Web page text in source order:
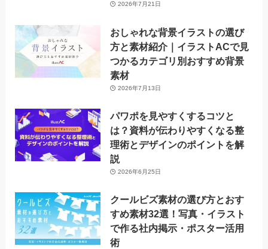
2026年7月21日
おしゃれな背景イラストの選び
方と素材紹介｜イラストACで見
つかるカテゴリ別おすすめ背景
素材
2026年7月13日
パワポを見やすくするコツと
は？資料が伝わりやすくなる整
理術とデザインのポイントを解
説
2026年6月25日
クールビズ素材の選び方とおす
すめ素材32選！写真・イラスト
で作る社内掲示・ポスター活用
術